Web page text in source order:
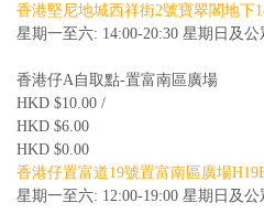
香港堅尼地城西祥街2號寶翠閣地下
星期一至六: 14:00-20:30 星期日及公
香港仔A自取點-置富南區廣場
HKD $10.00 /
HKD $6.00
HKD $0.00
香港仔置富道19號置富南區廣場
星期一至六: 12:00-19:00 星期日及公